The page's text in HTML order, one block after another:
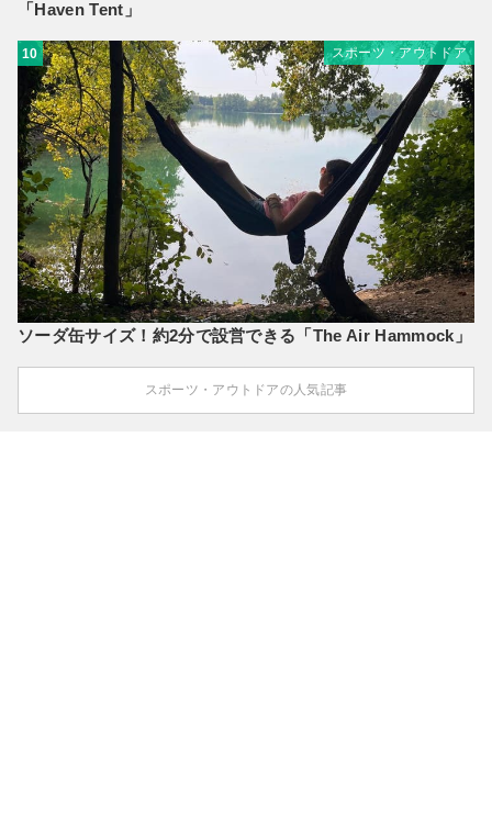
「Haven Tent」
10 スポーツ・アウトドア
ソーダ缶サイズ！約2分で設営できる「The Air Hammock」
スポーツ・アウトドアの人気記事